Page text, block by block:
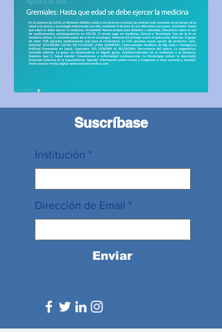
Suscríbase
Institución
Dirección de Email
Enviar